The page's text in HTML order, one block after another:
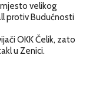
mjesto velikog
protiv Budućnosti
OKK Čelik, zato
u Zenici.